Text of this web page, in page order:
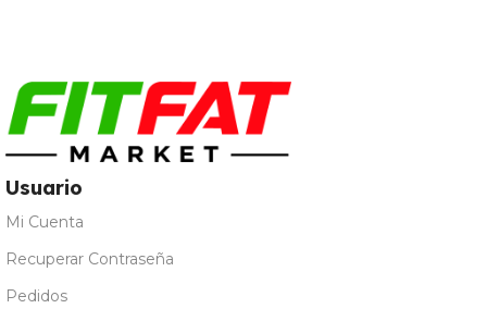
Usuario
Mi Cuenta
Recuperar Contraseña
Pedidos